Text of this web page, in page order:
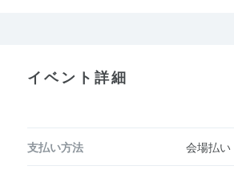
イベント詳細
支払い方法 会場払い